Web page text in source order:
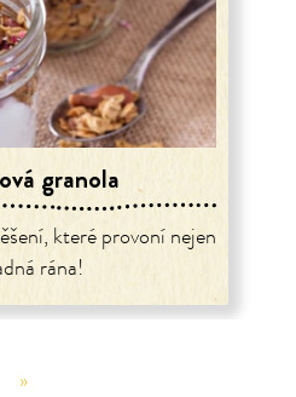
granola
které provoní nejen
rána!
»